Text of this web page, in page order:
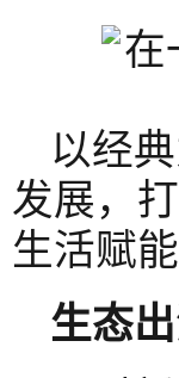
以经
发展，
生活赋能
生态出